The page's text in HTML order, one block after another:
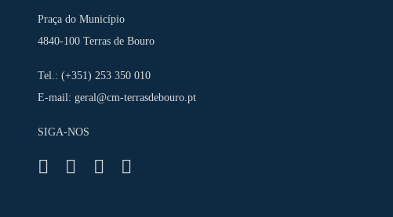
Praça do Município
4840-100 Terras de Bouro
Tel.: (+351) 253 350 010
E-mail: geral@cm-terrasdebouro.pt
SIGA-NOS
Facebook
Youtube
Instagram